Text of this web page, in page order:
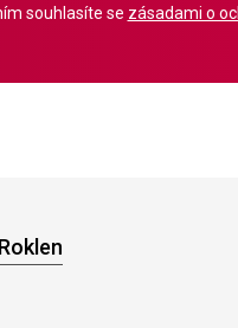
souhlasíte se zásadami o